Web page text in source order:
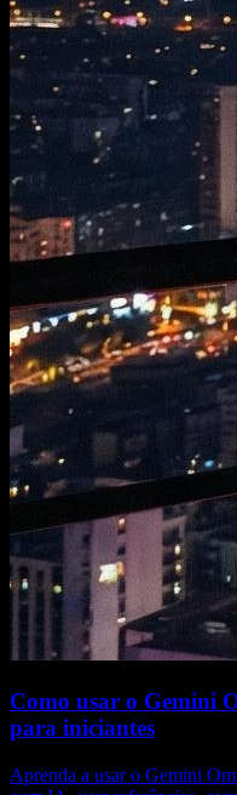
Como usar o Gemini
para iniciantes
Aprenda a usar o Gemini